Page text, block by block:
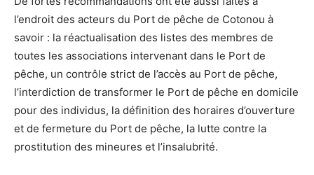
l’endroit des acteurs du Port de pêche de Cotonou à
savoir : la réactualisation des listes des membres de
toutes les associations intervenant dans le Port de
pêche, un contrôle strict de l’accès au Port de pêche,
l’interdiction de transformer le Port de pêche en domicile
pour des individus, la définition des horaires d’ouverture
et de fermeture du Port de pêche, la lutte contre la
prostitution des mineures et l’insalubrité.